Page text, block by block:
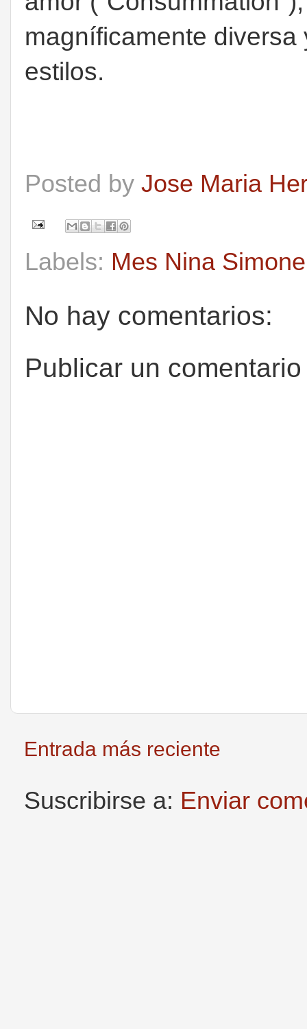
magníficamente
estilos.
Posted by Jose Maria
Labels: Mes Nina Simone
No hay comentarios:
Publicar un comentario
Entrada más reciente
Suscribirse a: Enviar